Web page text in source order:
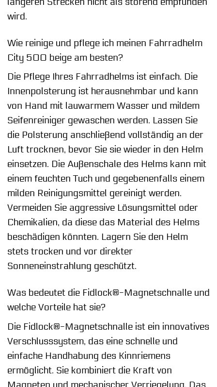
wird.
Wie reinige und pflege ich meinen Fahrradhelm
City 500 beige am besten?
Die Pflege Ihres Fahrradhelms ist einfach. Die
Innenpolsterung ist herausnehmbar und kann
von Hand mit lauwarmem Wasser und mildem
Seifenreiniger gewaschen werden. Lassen Sie
die Polsterung anschließend vollständig an der
Luft trocknen, bevor Sie sie wieder in den Helm
einsetzen. Die Außenschale des Helms kann mit
einem feuchten Tuch und gegebenenfalls einem
milden Reinigungsmittel gereinigt werden.
Vermeiden Sie aggressive Lösungsmittel oder
Chemikalien, da diese das Material des Helms
beschädigen könnten. Lagern Sie den Helm
stets trocken und vor direkter
Sonneneinstrahlung geschützt.
Was bedeutet die Fidlock®-Magnetschnalle und
welche Vorteile hat sie?
Die Fidlock®-Magnetschnalle ist ein innovatives
Verschlusssystem, das eine schnelle und
einfache Handhabung des Kinnriemens
ermöglicht. Sie kombiniert die Kraft von